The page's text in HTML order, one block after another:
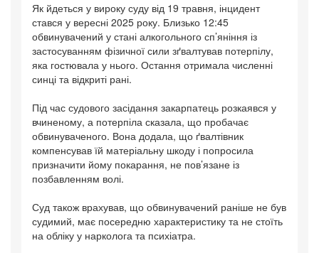
Як йдеться у вироку суду від 19 травня, інцидент
стався у вересні 2025 року. Близько 12:45
обвинувачений у стані алкогольного сп’яніння із
застосуванням фізичної сили зґвалтував потерпілу,
яка гостювала у нього. Остання отримала численні
синці та відкриті рані.
Під час судового засідання закарпатець розкаявся у
вчиненому, а потерпіла сказала, що пробачає
обвинуваченого. Вона додала, що ґвалтівник
компенсував їй матеріальну шкоду і попросила
призначити йому покарання, не пов’язане із
позбавленням волі.
Суд також врахував, що обвинувачений раніше не був
судимий, має посередню характеристику та не стоїть
на обліку у нарколога та психіатра.